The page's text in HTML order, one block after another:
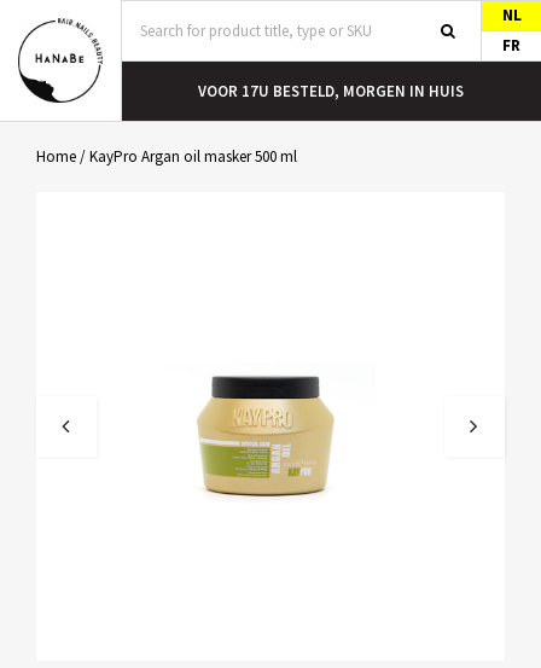
NL
FR
VOOR 17U BESTELD, MORGEN IN HUIS
Home/KayPro Argan oil masker 500 ml